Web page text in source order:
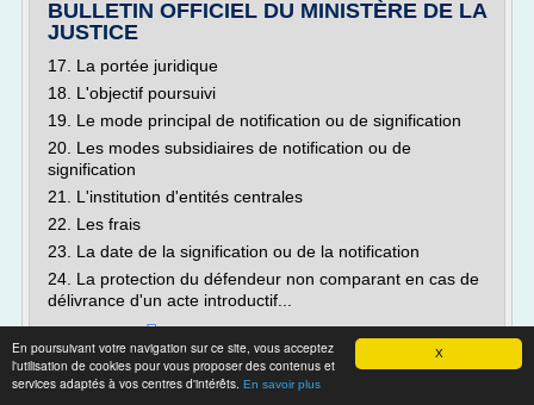
X
En poursuivant votre navigation sur ce site, vous acceptez
l'utilisation de cookies pour vous proposer des contenus et
services adaptés à vos centres d'intérêts. En savoir plus
BULLETIN OFFICIEL DU MINISTÈRE DE LA
JUSTICE
17. La portée juridique
18. L'objectif poursuivi
19. Le mode principal de notification ou de signification
20. Les modes subsidiaires de notification ou de
signification
21. L'institution d'entités centrales
22. Les frais
23. La date de la signification ou de la notification
24. La protection du défendeur non comparant en cas de
délivrance d'un acte introductif...
Date:2007-03-13 17:29:08
Site :http://www.justice.gouv.fr